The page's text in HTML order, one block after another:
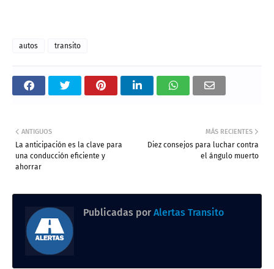
autos transito
MÁS RECIENTES
Diez consejos para luchar contra
el ángulo muerto
ANTIGUOS
La anticipación es la clave para
una conducción eficiente y
ahorrar
Publicadas por Alertas Transito